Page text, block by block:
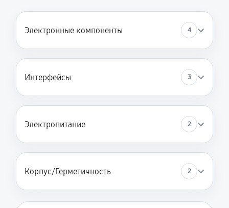
Электронные компоненты 4
Интерфейсы 3
Электропитание 2
Корпус/Герметичность 2